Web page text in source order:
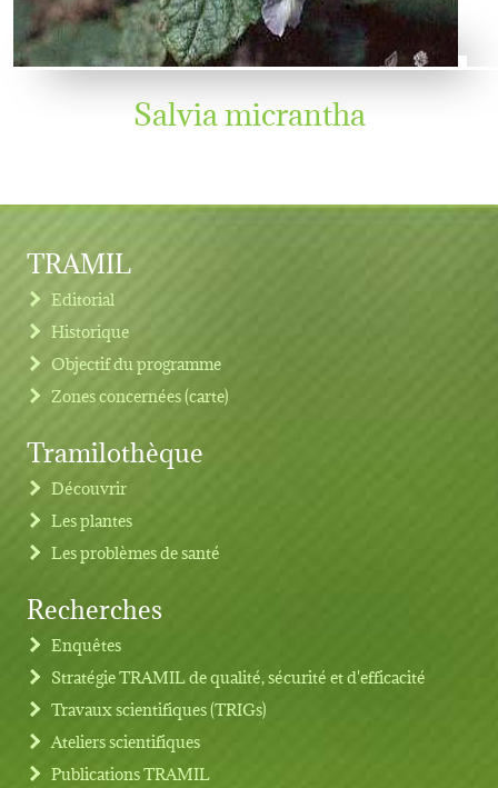
Salvia micrantha
Footer menu
TRAMIL
Editorial
Historique
Objectif du programme
Zones concernées (carte)
Tramilothèque
Découvrir
Les plantes
Les problèmes de santé
Recherches
Enquêtes
Stratégie TRAMIL de qualité, sécurité et d'efficacité
Travaux scientifiques (TRIGs)
Ateliers scientifiques
Publications TRAMIL